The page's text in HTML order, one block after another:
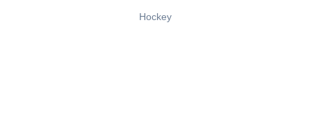
Hockey